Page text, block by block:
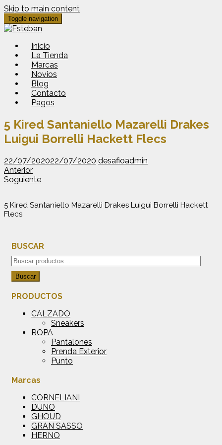
Skip to main content
Toggle navigation
Inicio
La Tienda
Marcas
Novios
Blog
Contacto
Pagos
5 Kired Santaniello Mazarelli Drakes
Luigui Borrelli Hackett Flecs
22/07/202022/07/2020 desafioadmin
Anterior
Soguiente
5 Kired Santaniello Mazarelli Drakes Luigui Borrelli Hackett
Flecs
BUSCAR
Buscar
por:
Buscar
PRODUCTOS
CALZADO
Sneakers
ROPA
Pantalones
Prenda Exterior
Punto
Marcas
CORNELIANI
DUNO
GHOUD
GRAN SASSO
HERNO